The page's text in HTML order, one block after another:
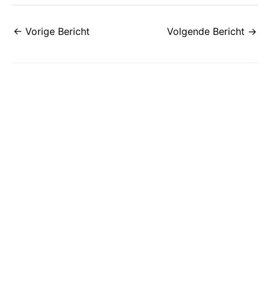
← Vorige Bericht Volgende Bericht →